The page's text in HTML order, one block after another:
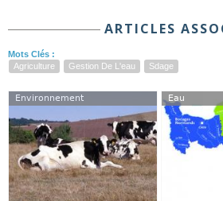
ARTICLES
Mots Clés :
Agriculture
Gestion De L'eau Sdage
Environnement Eau